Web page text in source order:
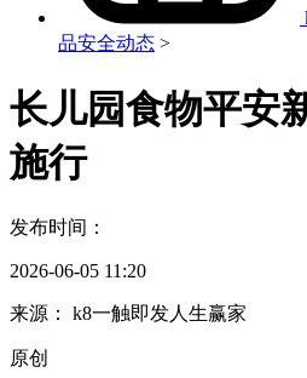
品安全动态 >
长儿园食物平安
施行
发布时间：
2026-06-05 11:20
来源： k8一触即发人生赢家
原创